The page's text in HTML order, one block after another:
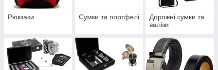
Рюкзаки Сумки та портфелі
Дорожні сумки та
валізи